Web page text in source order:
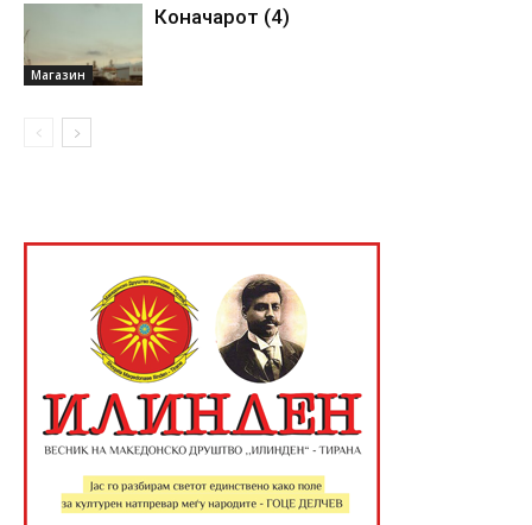
Магазин
Коначарот (4)